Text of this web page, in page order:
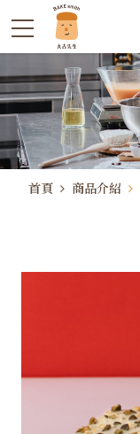
首頁 商品介紹